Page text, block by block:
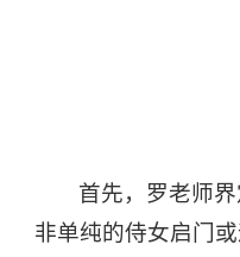
首先，罗老师
非单纯的侍女启门